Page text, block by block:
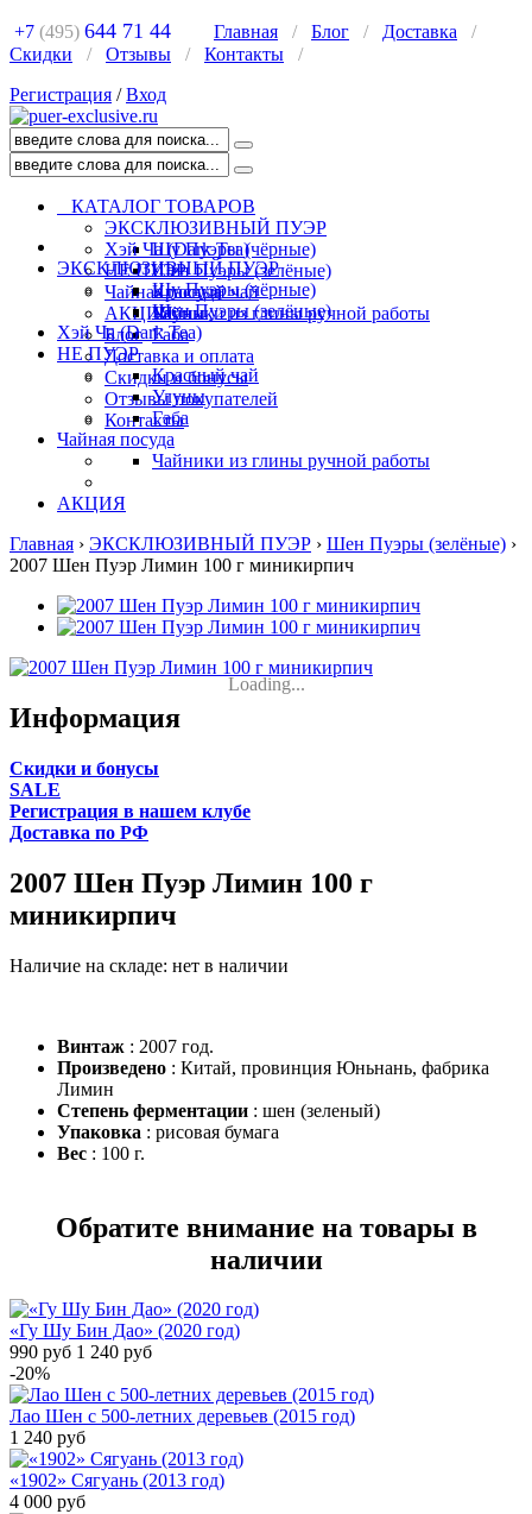
+7 (495) 644 71 44 Главная / Блог / Доставка
/
Скидки
/ Отзывы / Контакты
/
Регистрация /Вход
КАТАЛОГ ТОВАРОВ
ЭКСКЛЮЗИВНЫЙ ПУЭР
Шу Пуэры (чёрные)
Шен Пуэры (зелёные)
Хэй Ча (Dark Tea)
НЕ ПУЭР
Красный чай
Улуны
Габа
Чайная посуда
Чайники из глины ручной работы
АКЦИЯ
Блог
Доставка и оплата
Скидки и бонусы
Отзывы покупателей
Контакты
ЭКСКЛЮЗИВНЫЙ ПУЭР
Шу Пуэры (чёрные)
Шен Пуэры (зелёные)
Хэй Ча (Dark Tea)
НЕ ПУЭР
Красный чай
Улуны
Габа
Чайная посуда
Чайники из глины ручной работы
АКЦИЯ
Главная › ЭКСКЛЮЗИВНЫЙ ПУЭР › Шен Пуэры (зелёные) ›
2007 Шен Пуэр Лимин 100 г миникирпич
Loading...
Информация
Cкидки и бонусы
SALE
Регистрация в нашем клубе
Доставка по РФ
2007 Шен Пуэр Лимин 100 г
миникирпич
Наличие на складе: нет в наличии
Винтаж : 2007 год.
Произведено : Китай, провинция Юньнань, фабрика
Лимин
Степень ферментации : шен (зеленый)
Упаковка : рисовая бумага
Вес : 100 г.
Обратите внимание на товары в
наличии
«Гу Шу Бин Дао» (2020 год)
990 руб 1 240 руб
-20%
Лао Шен с 500-летних деревьев (2015 год)
1 240 руб
«1902» Сягуань (2013 год)
4 000 руб